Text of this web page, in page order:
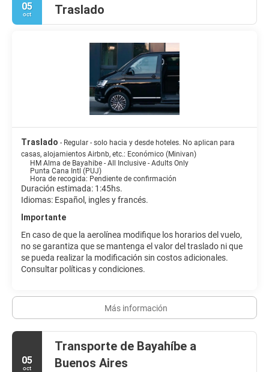
05
oct Traslado
Traslado - Regular - solo hacia y desde hoteles. No aplican para
casas, alojamientos Airbnb, etc.: Económico (Minivan)
HM Alma de Bayahibe - All Inclusive - Adults Only
Punta Cana Intl (PUJ)
Hora de recogida: Pendiente de confirmación
Duración estimada: 1:45hs.
Idiomas: Español, ingles y francés.
Importante
En caso de que la aerolínea modifique los horarios del vuelo,
no se garantiza que se mantenga el valor del traslado ni que
se pueda realizar la modificación sin costos adicionales.
Consultar políticas y condiciones.
Más información
05
oct
Transporte de Bayahíbe a
Buenos Aires